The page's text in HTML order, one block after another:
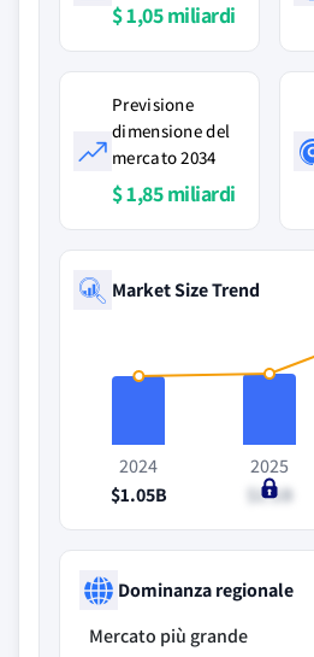
$ 1,05 miliardi
Previsione
dimensione del
mercato 2034
$ 1,85 miliardi
Market Size Trend
2024
$1.05B
2025
$1.1B
Dominanza regionale
Mercato più grande